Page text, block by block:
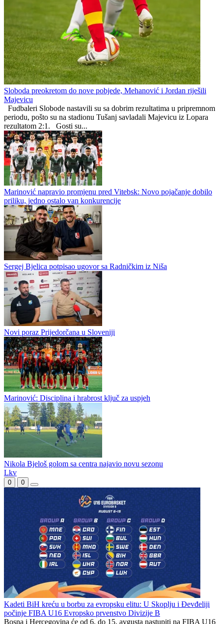
Fener i Aarhus upisali
domaće pobjede u
kvalifikacijama za Ligu
prvaka
Italijani otkrili koji broj će
Kerim Alajbegović nositi u
Juventusu
Preporučuje ContentExchange
Republika Srpska
1 0
Sloboda preokretom do nove pobjede, Mehanović i Jordan riješili
Majevicu
Fudbaleri Slobode nastavili su sa dobrim rezultatima u pripremnom
periodu, pošto su na stadionu Tušanj savladali Majevicu iz Lopara
rezultatom 2:1. Gosti su...
Marinović napravio promjenu pred Vitebsk: Novo pojačanje dobilo
priliku, jedno ostalo van konkurencije
Sergej Bjelica potpisao ugovor sa Radničkim iz Niša
Novi poraz Prijedorčana u Sloveniji
Marinović: Disciplina i hrabrost ključ za uspjeh
Nikola Bjeloš golom sa centra najavio novu sezonu
Lkv
0 0